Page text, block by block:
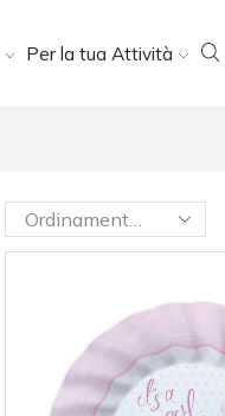
Per la tua Attività